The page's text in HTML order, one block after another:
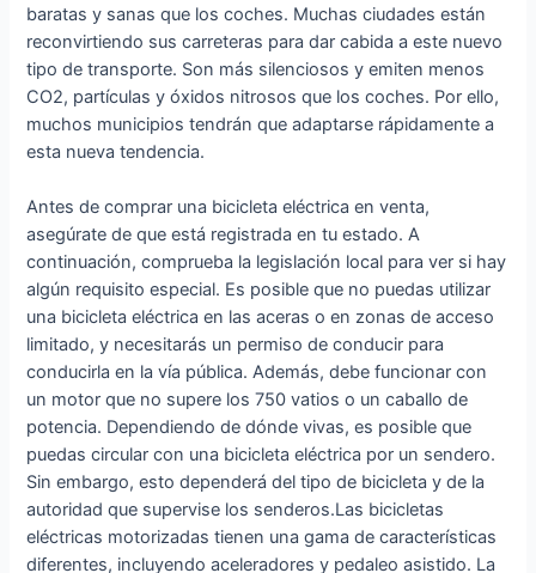
baratas y sanas que los coches. Muchas ciudades están
reconvirtiendo sus carreteras para dar cabida a este nuevo
tipo de transporte. Son más silenciosos y emiten menos
CO2, partículas y óxidos nitrosos que los coches. Por ello,
muchos municipios tendrán que adaptarse rápidamente a
esta nueva tendencia.
Antes de comprar una bicicleta eléctrica en venta,
asegúrate de que está registrada en tu estado. A
continuación, comprueba la legislación local para ver si hay
algún requisito especial. Es posible que no puedas utilizar
una bicicleta eléctrica en las aceras o en zonas de acceso
limitado, y necesitarás un permiso de conducir para
conducirla en la vía pública. Además, debe funcionar con
un motor que no supere los 750 vatios o un caballo de
potencia. Dependiendo de dónde vivas, es posible que
puedas circular con una bicicleta eléctrica por un sendero.
Sin embargo, esto dependerá del tipo de bicicleta y de la
autoridad que supervise los senderos.Las bicicletas
eléctricas motorizadas tienen una gama de características
diferentes, incluyendo aceleradores y pedaleo asistido. La